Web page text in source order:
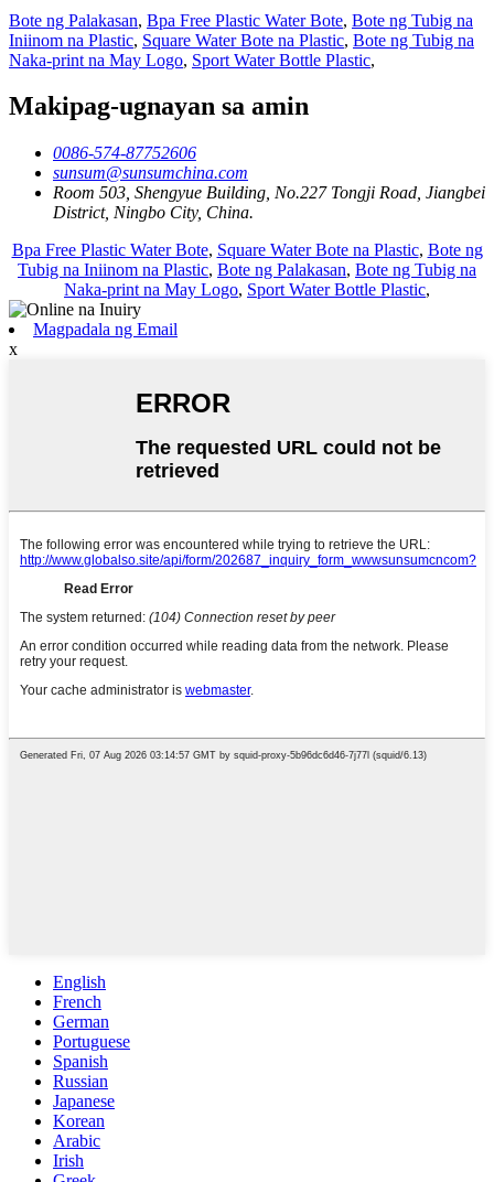
Bote ng Palakasan, Bpa Free Plastic Water Bote, Bote ng Tubig na
Iniinom na Plastic, Square Water Bote na Plastic, Bote ng Tubig na
Naka-print na May Logo, Sport Water Bottle Plastic,
Makipag-ugnayan sa amin
0086-574-87752606
sunsum@sunsumchina.com
Room 503, Shengyue Building, No.227 Tongji Road, Jiangbei
District, Ningbo City, China.
Bpa Free Plastic Water Bote, Square Water Bote na Plastic, Bote ng
Tubig na Iniinom na Plastic, Bote ng Palakasan, Bote ng Tubig na
Naka-print na May Logo, Sport Water Bottle Plastic,
Magpadala ng Email
x
English
French
German
Portuguese
Spanish
Russian
Japanese
Korean
Arabic
Irish